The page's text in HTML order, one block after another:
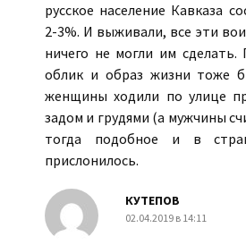
русское население Кавказа
2-3%. И выживали, все эти
ничего не могли им
облик и образ жизни тоже
женщины ходили по улице
задом и грудями (а мужчины
тогда подобное и в
прислонилось.
КУТЕПОВ
02.04.2019 в 14:11